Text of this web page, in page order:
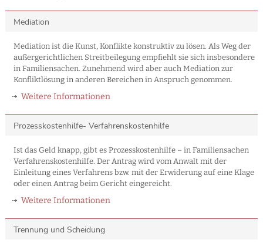
Mediation
Mediation ist die Kunst, Konflikte konstruktiv zu lösen. Als Weg der
außergerichtlichen Streitbeilegung empfiehlt sie sich insbesondere
in Familiensachen. Zunehmend wird aber auch Mediation zur
Konfliktlösung in anderen Bereichen in Anspruch genommen.
Weitere Informationen
Prozesskostenhilfe- Verfahrenskostenhilfe
Ist das Geld knapp, gibt es Prozesskostenhilfe – in Familiensachen
Verfahrenskostenhilfe. Der Antrag wird vom Anwalt mit der
Einleitung eines Verfahrens bzw. mit der Erwiderung auf eine Klage
oder einen Antrag beim Gericht eingereicht.
Weitere Informationen
Trennung und Scheidung